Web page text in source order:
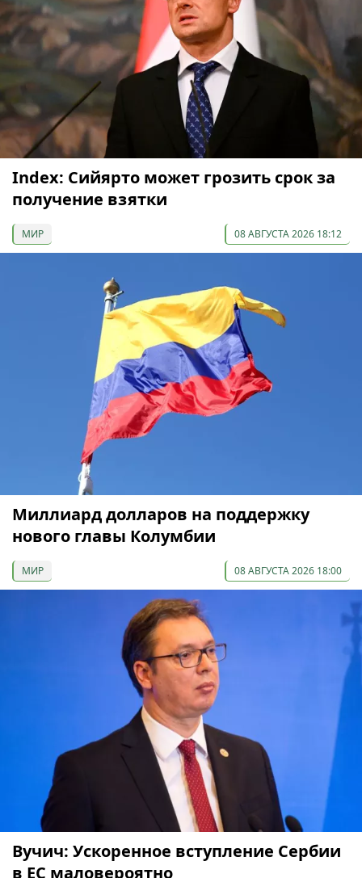
Index: Сийярто может грозить срок за
получение взятки
МИР 08 АВГУСТА 2026 18:12
Миллиард долларов на поддержку
нового главы Колумбии
МИР 08 АВГУСТА 2026 18:00
Вучич: Ускоренное вступление Сербии
в ЕС маловероятно